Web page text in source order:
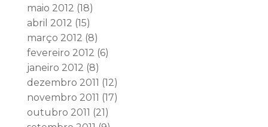
maio 2012 (18)
abril 2012 (15)
março 2012 (8)
fevereiro 2012 (6)
janeiro 2012 (8)
dezembro 2011 (12)
novembro 2011 (17)
outubro 2011 (21)